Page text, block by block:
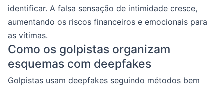
identificar. A falsa sensação de intimidade cresce,
aumentando os riscos financeiros e emocionais para
as vítimas.
Como os golpistas organizam
esquemas com deepfakes
Golpistas usam deepfakes seguindo métodos bem